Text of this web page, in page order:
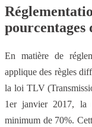
pourcentages
En matière de
applique des règles
la loi TLV
1er janvier 2017, la
minimum de 70%.